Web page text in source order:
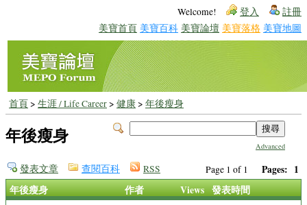
Welcome! 登入 註冊
美寶首頁 美寶百科 美寶論壇 美寶落格 美寶地圖
首頁> 生涯 / Life Career> 健康> 年後瘦身
Advanced
年後瘦身
Page 1 of 1 Pages: 1
發表文章 查閱百科 RSS
年後瘦身 作者 Views 發表時間